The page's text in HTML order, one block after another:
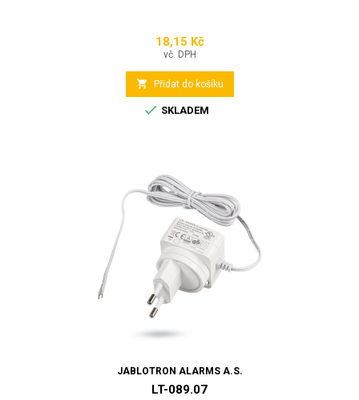
Cena
18,15 Kč
vč. DPH
 Přidat do košíku
 SKLADEM
JABLOTRON ALARMS A.S.
LT-089.07